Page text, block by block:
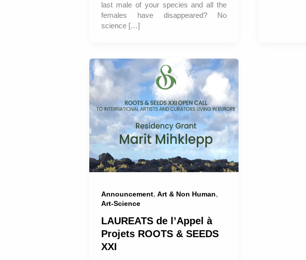
last male of your species and all the
females have disappeared? No
science […]
Announcement, Art & Non Human,
Art-Science
LAUREATS de l’Appel à
Projets ROOTS & SEEDS
XXI